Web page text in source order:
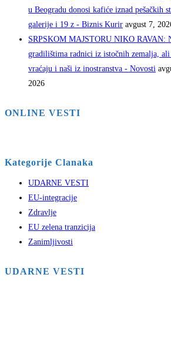
u Beogradu donosi kafiće iznad pešačkih
galerije i 19 z - Biznis Kurir avgust 7,
SRPSKOM MAJSTORU NIKO RAVAN:
gradilištima radnici iz istočnih zemalja, ali
vraćaju i naši iz inostranstva - Novosti
2026
ONLINE VESTI
Kategorije Clanaka
UDARNE VESTI
EU-integracije
Zdravlje
EU zelena tranzicija
Zanimljivosti
UDARNE VESTI